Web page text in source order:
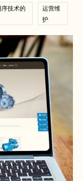
技术的
运营维
护